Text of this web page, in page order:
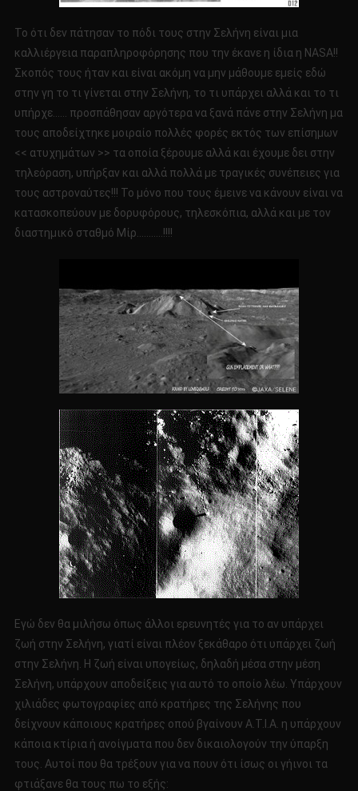
Το ότι δεν πάτησαν το πόδι τους στην Σελήνη είναι μια
καλλιέργεια παραπληροφόρησης που την έκανε η ίδια η NASA!!
Σκοπός τους ήταν και είναι ακόμη να μην μάθουμε εμείς εδώ
στην γη το τι γίνεται στην Σελήνη, το τι υπάρχει αλλά και το τι
υπήρχε…… προσπάθησαν αργότερα να ξανά πάνε στην Σελήνη μα
τους αποδείχτηκε μοιραίο πολλές φορές εκτός των επίσημων
<< ατυχημάτων >> τα οποία ξέρουμε αλλά και έχουμε δει στην
τηλεόραση, υπήρξαν και αλλά πολλά με τραγικές συνέπειες για
τους αστροναύτες!!! Το μόνο που τους έμεινε να κάνουν είναι να
κατασκοπεύουν με δορυφόρους, τηλεσκόπια, αλλά και με τον
διαστημικό σταθμό Μίρ………..!!!!
Εγώ δεν θα μιλήσω όπως άλλοι ερευνητές για το αν υπάρχει
ζωή στην Σελήνη, γιατί είναι πλέον ξεκάθαρο ότι υπάρχει ζωή
στην Σελήνη. Η ζωή είναι υπογείως, δηλαδή μέσα στην μέση
Σελήνη, υπάρχουν αποδείξεις για αυτό το οποίο λέω. Υπάρχουν
χιλιάδες φωτογραφίες από κρατήρες της Σελήνης που
δείχνουν κάποιους κρατήρες οπού βγαίνουν Α.Τ.Ι.Α. η υπάρχουν
κάποια κτίρια ή ανοίγματα που δεν δικαιολογούν την ύπαρξη
τους. Αυτοί που θα τρέξουν για να πουν ότι ίσως οι γήινοι τα
φτιάξανε θα τους πω το εξής: